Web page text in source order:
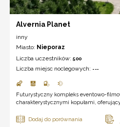
Alvernia Planet
inny
Miasto: Nieporaz
Liczba uczestników: 500
Liczba miejsc noclegowych: ---
Futurystyczny kompleks eventowo-
charakterystycznymi kopułami,